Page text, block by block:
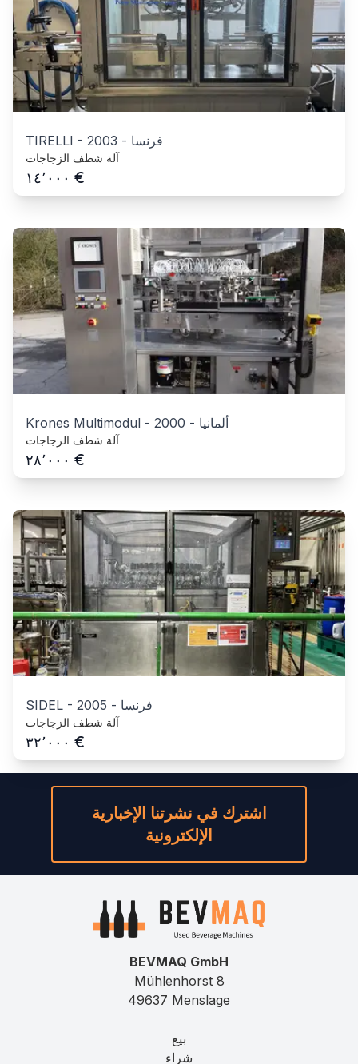
TIRELLI - 2003 - فرنسا
آلة شطف الزجاجات
١٤٬٠٠٠ €
Krones Multimodul - 2000 - ألمانيا
آلة شطف الزجاجات
٢٨٬٠٠٠ €
SIDEL - 2005 - فرنسا
آلة شطف الزجاجات
٣٢٬٠٠٠ €
اشترك في نشرتنا الإخبارية
الإلكترونية
BEVMAQ GmbH
Mühlenhorst 8
49637 Menslage
بيع
شراء